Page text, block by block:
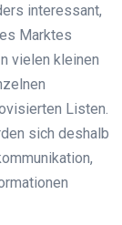
interessant,
Marktes
vielen kleinen
Listen.
sich deshalb